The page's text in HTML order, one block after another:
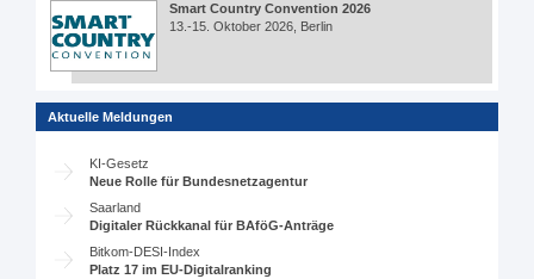
Smart Country Convention 2026
13.-15. Oktober 2026, Berlin
Aktuelle Meldungen
KI-Gesetz
Neue Rolle für Bundesnetzagentur
Saarland
Digitaler Rückkanal für BAföG-Anträge
Bitkom-DESI-Index
Platz 17 im EU-Digitalranking